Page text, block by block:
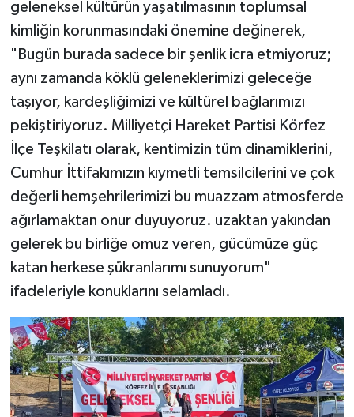
geleneksel kültürün yaşatılmasının toplumsal
kimliğin korunmasındaki önemine değinerek,
"Bugün burada sadece bir şenlik icra etmiyoruz;
aynı zamanda köklü geleneklerimizi geleceğe
taşıyor, kardeşliğimizi ve kültürel bağlarımızı
pekiştiriyoruz. Milliyetçi Hareket Partisi Körfez
İlçe Teşkilatı olarak, kentimizin tüm dinamiklerini,
Cumhur İttifakımızın kıymetli temsilcilerini ve çok
değerli hemşehrilerimizi bu muazzam atmosferde
ağırlamaktan onur duyuyoruz. uzaktan yakından
gelerek bu birliğe omuz veren, gücümüze güç
katan herkese şükranlarımı sunuyorum"
ifadeleriyle konuklarını selamladı.